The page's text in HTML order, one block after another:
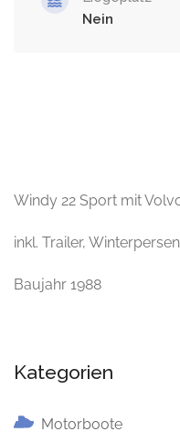
Nein
Windy 22 Sport mit
inkl. Trailer,
Baujahr 1988
Kategorien
Motorboote